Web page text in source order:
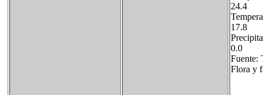
0.0
Fuente:
Flora y